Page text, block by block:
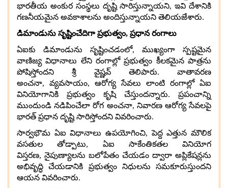
భారతీయ అంకుర సంస్థలు దృష్టి సారిస్తున్నాయని,ఇవి దేశానికి
గణనీయమైన అవకాశాలను అందిస్తున్నాయని తెలియజేశారు.
డిమాండును సృష్టించేదిగా ప్రభుత్వం, ప్రధాన రంగాలు
ఏఐకు డిమాండును సృష్టించడంలో, ముఖ్యంగా స్పష్టమైన
వాణిజ్య విధానాలు లేని రంగాల్లో ప్రభుత్వం కీలకమైన పాత్రను
పోషిస్తోందని శ్రీ వైష్ణవ్ తెలిపారు. వాతావరణ
అంచనా, వ్యవసాయం, ఆరోగ్య సేవలు లాంటి రంగాల్లో ఏఐ
వినియోగానికి ప్రభుత్వం కృషి చేస్తుందన్నారు. ప్రపంచాన్ని
ముందుండి నడిపించేలా రోగ అంచనా, నివారణ ఆరోగ్య సేవలపై
భారత్ ప్రధాన దృష్టి సారిస్తోందని వివరించారు.
సార్వభౌమ ఏఐ విధానాలు ఉపయోగించి,పెద్ద ఎత్తున మౌలిక
వసతుల తోడ్పాటు, ఏఐ సాకేంతికతల వినియోగ
విస్తరణ, నైపుణ్యాలను బలోపేతం చేయడం ద్వారా అప్లికేషన్లను
అభివృద్ధి చేయడానికి ప్రభుత్వం నిధులను సమకూరుస్తుందని
ఆయన వివరించారు.